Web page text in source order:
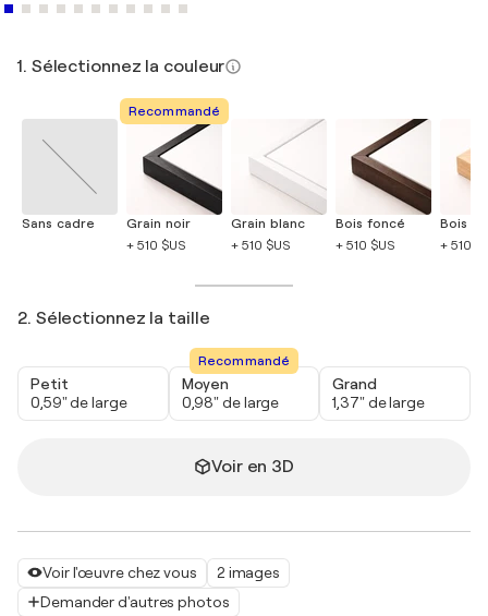
Voir l'œuvre chez vous
2 images
Demander d'autres photos
1. Sélectionnez la couleur
Sans cadre
Recommandé
Grain noir
+ 510 $US
Grain blanc
+ 510 $US
Bois foncé
+ 510 $US
Bois
+ 510
2. Sélectionnez la taille
Petit
0,59" de large
Recommandé
Moyen
0,98" de large
Grand
1,37" de large
Voir en 3D